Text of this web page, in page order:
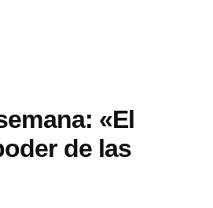
«El
de las